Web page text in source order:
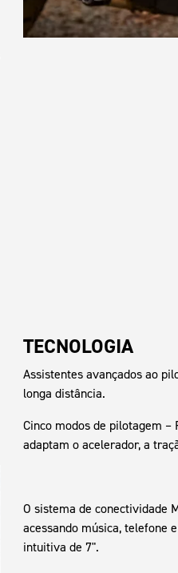
TECNOLOGIA
Assistentes avançados ao
longa distância.
Cinco modos de pilotagem –
adaptam o acelerador, a
O sistema de conectividade
acessando música, telefone
intuitiva de 7".